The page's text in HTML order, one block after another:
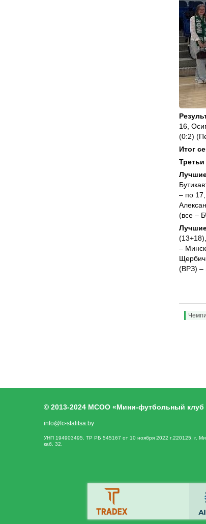
16,
(0:2)
Итог
Третьи
– по
(все –
–
Щербич
(ВРЗ) –
© 2013-2024 МСОО «Мини-футбольный клуб
info@fc-stalitsa.by
УНП 194903495. ТР РБ 545167 от 10 ноября 2022 г.220125, г.
каб. 32.